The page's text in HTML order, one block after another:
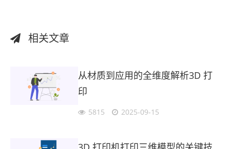
相关文章
从材质到应用的全维度解析3D 打
印
5815 2025-09-15